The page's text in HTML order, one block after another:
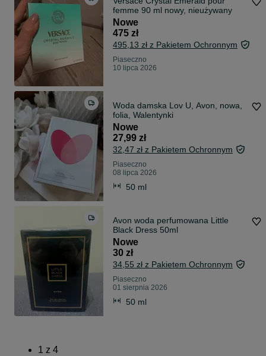
femme 90 ml nowy, nieużywany
Nowe
475 zł
495,13 zł z Pakietem Ochronnym
Piaseczno
10 lipca 2026
Woda damska Lov U, Avon, nowa,
folia, Walentynki
Nowe
27,99 zł
32,47 zł z Pakietem Ochronnym
Piaseczno
08 lipca 2026
50 ml
Avon woda perfumowana Little
Black Dress 50ml
Nowe
30 zł
34,55 zł z Pakietem Ochronnym
Piaseczno
01 sierpnia 2026
50 ml
1 z 4